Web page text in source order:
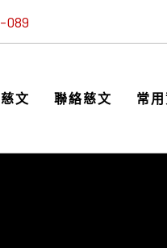
089
文 聯絡慈文 常